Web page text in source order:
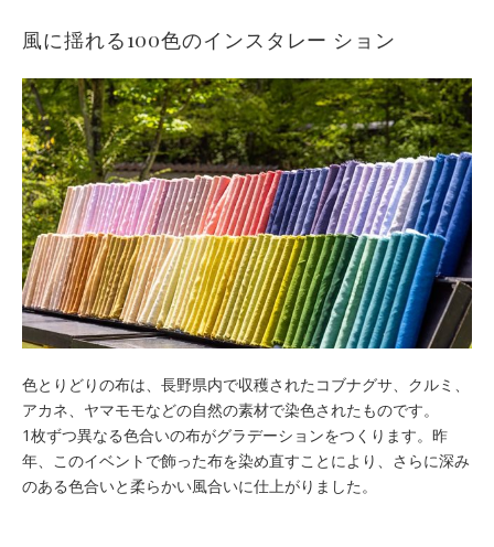
風に揺れる100色のインスタレー ション
色とりどりの布は、長野県内で収穫されたコブナグサ、クルミ、
アカネ、ヤマモモなどの自然の素材で染色されたものです。
1枚ずつ異なる色合いの布がグラデーションをつくります。昨
年、このイベントで飾った布を染め直すことにより、さらに深み
のある色合いと柔らかい風合いに仕上がりました。